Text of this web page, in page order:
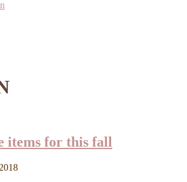
items for this fall